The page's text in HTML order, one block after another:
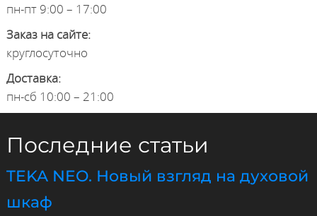
пн-пт 9:00 – 17:00
Заказ на сайте:
круглосуточно
Доставка:
пн-сб 10:00 – 21:00
Последние статьи
TEKA NEO. Новый взгляд на духовой
шкаф